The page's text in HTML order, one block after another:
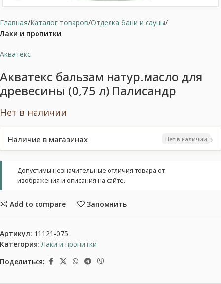
Главная Каталог товаров Отделка бани и сауны
Лаки и пропитки
Акватекс
Акватекс бальзам натур.масло для
древесины (0,75 л) Палисандр
Нет в наличии
Наличие в магазинах Нет в наличии ›
Допустимы незначительные отличия товара от
изображения и описания на сайте.
Add to compare Запомнить
Артикул: 11121-075
Категория: Лаки и пропитки
Поделиться: